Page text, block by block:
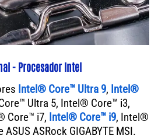
- Procesador Intel
Intel® Core™ Ultra 9, Intel®
Ultra 5, Intel® Core™ i3,
Core™ i7, Intel® Core™ i9, Intel®
ASRock GIGABYTE MSI.